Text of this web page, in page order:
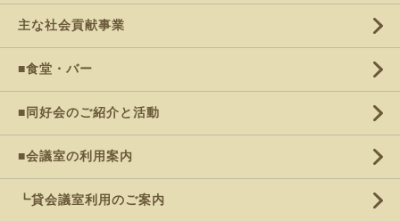
主な社会貢献事業
■食堂・バー
■同好会のご紹介と活動
■会議室の利用案内
┗貸会議室利用のご案内